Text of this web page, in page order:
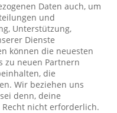
Daten auch, um
und
Unterstützung,
Dienste
können die neuesten
zu neuen Partnern
die
Wir beziehen uns
denn, deine
nicht erforderlich.